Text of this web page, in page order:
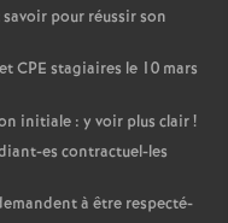
pour réussir son
CPE stagiaires le 10 mars
initiale : y voir plus clair!
es contractuel-les
à être respecté-